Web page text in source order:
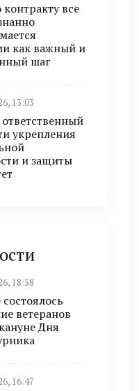
все
как важный и
шаг
13:03
укрепления
и защиты
18:58
ветеранов
Дня
16:47